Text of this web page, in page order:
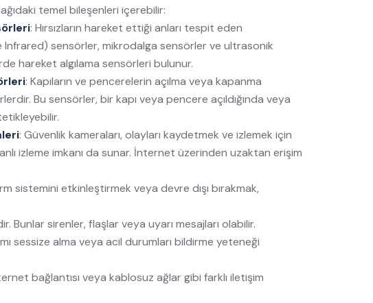
temel bileşenleri içerebilir:
: Hırsızların hareket ettiği anları tespit eden
Infrared) sensörler, mikrodalga sensörler ve ultrasonik
hareket algılama sensörleri bulunur.
: Kapıların ve pencerelerin açılma veya kapanma
Bu sensörler, bir kapı veya pencere açıldığında veya
: Güvenlik kameraları, olayları kaydetmek ve izlemek için
izleme imkanı da sunar. İnternet üzerinden uzaktan erişim
sistemini etkinleştirmek veya devre dışı bırakmak,
Bunlar sirenler, flaşlar veya uyarı mesajları olabilir.
sessize alma veya acil durumları bildirme yeteneği
bağlantısı veya kablosuz ağlar gibi farklı iletişim